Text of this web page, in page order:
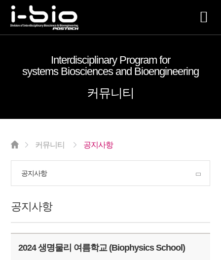
전
Interdisciplinary Program for
systems Biosciences and Bioengineering
커뮤니티
커뮤니티 공지사항
공지사항
공지사항
2024 생명물리 여름학교 (Biophysics School)